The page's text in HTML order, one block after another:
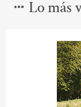
Lo más